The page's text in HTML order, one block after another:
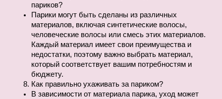
париков?
Парики могут быть сделаны из различных
материалов, включая синтетические волосы,
человеческие волосы или смесь этих материалов.
Каждый материал имеет свои преимущества и
недостатки, поэтому важно выбрать материал,
который соответствует вашим потребностям и
бюджету.
Как правильно ухаживать за париком?
В зависимости от материала парика, уход может